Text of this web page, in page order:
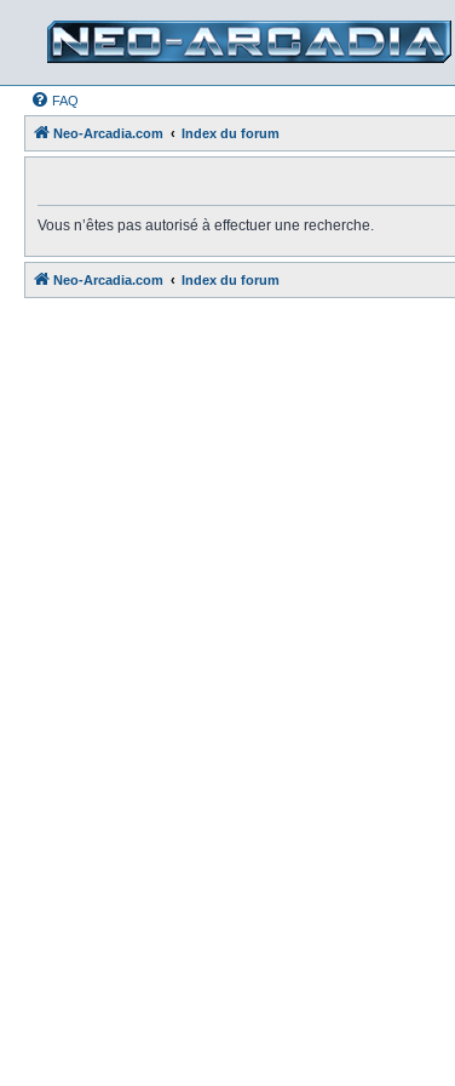
FAQ
Neo-Arcadia.com Index du forum
Vous n’êtes pas autorisé à effectuer une recherche.
Neo-Arcadia.com Index du forum